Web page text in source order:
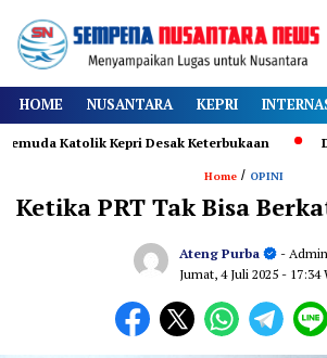
HOME NUSANTARA KEPRI
Kepri Desak Keterbukaan Diamnya
Home/ OPINI
Ketika PRT Tak Bisa
Ateng Purba
- Admin
Jumat, 4 Juli 2025 - 17:34